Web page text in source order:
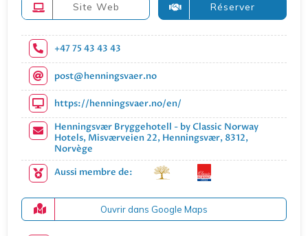
Site Web Réserver
+47 75 43 43 43
post@henningsvaer.no
https://henningsvaer.no/en/
Henningsvær Bryggehotell - by Classic Norway
Hotels, Misværveien 22, Henningsvær, 8312,
Norvège
Aussi membre de:
Ouvrir dans Google Maps